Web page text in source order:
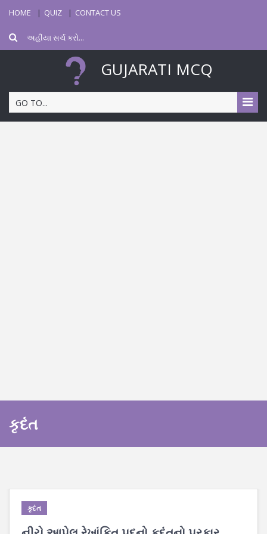
HOME QUIZ CONTACT US
GUJARATI MCQ
GO TO...
કૃદંત
કૃદંત